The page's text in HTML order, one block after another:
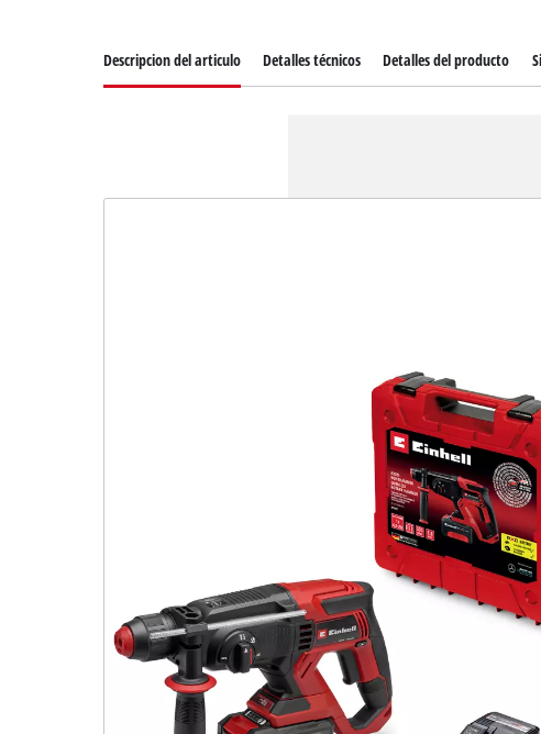
Descripcion del articulo Detalles técnicos Detalles del producto